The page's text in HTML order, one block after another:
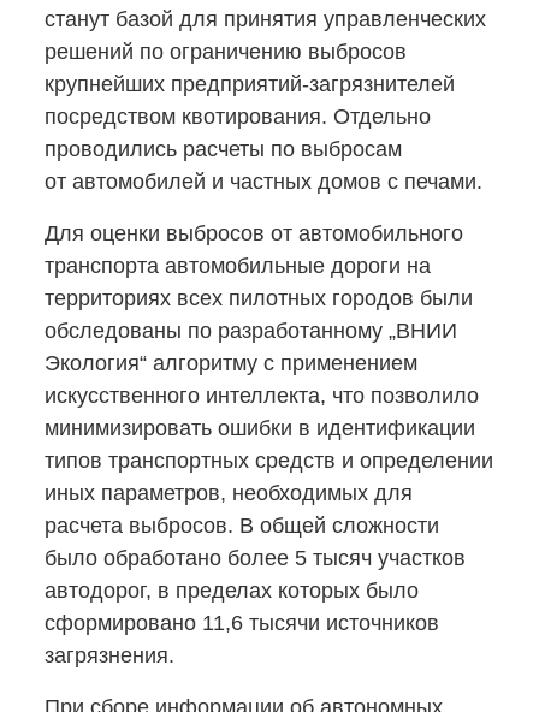
станут базой для принятия управленческих
решений по ограничению выбросов
крупнейших предприятий-загрязнителей
посредством квотирования. Отдельно
проводились расчеты по выбросам
от автомобилей и частных домов с печами.
Для оценки выбросов от автомобильного
транспорта автомобильные дороги на
территориях всех пилотных городов были
обследованы по разработанному „ВНИИ
Экология“ алгоритму с применением
искусственного интеллекта, что позволило
минимизировать ошибки в идентификации
типов транспортных средств и определении
иных параметров, необходимых для
расчета выбросов. В общей сложности
было обработано более 5 тысяч участков
автодорог, в пределах которых было
сформировано 11,6 тысячи источников
загрязнения.
При сборе информации об автономных